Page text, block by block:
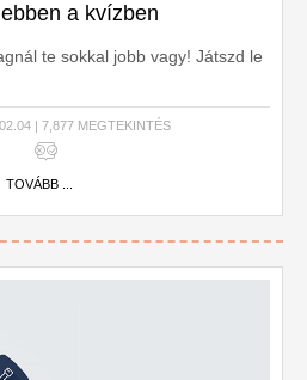
a kvízben
te sokkal jobb vagy! Játszd le
| 7,877 MEGTEKINTÉS
TOVÁBB ...